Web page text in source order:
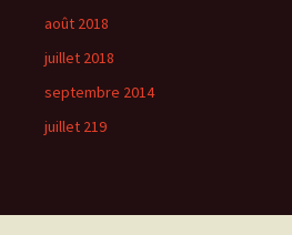
août 2018
juillet 2018
septembre 2014
juillet 219